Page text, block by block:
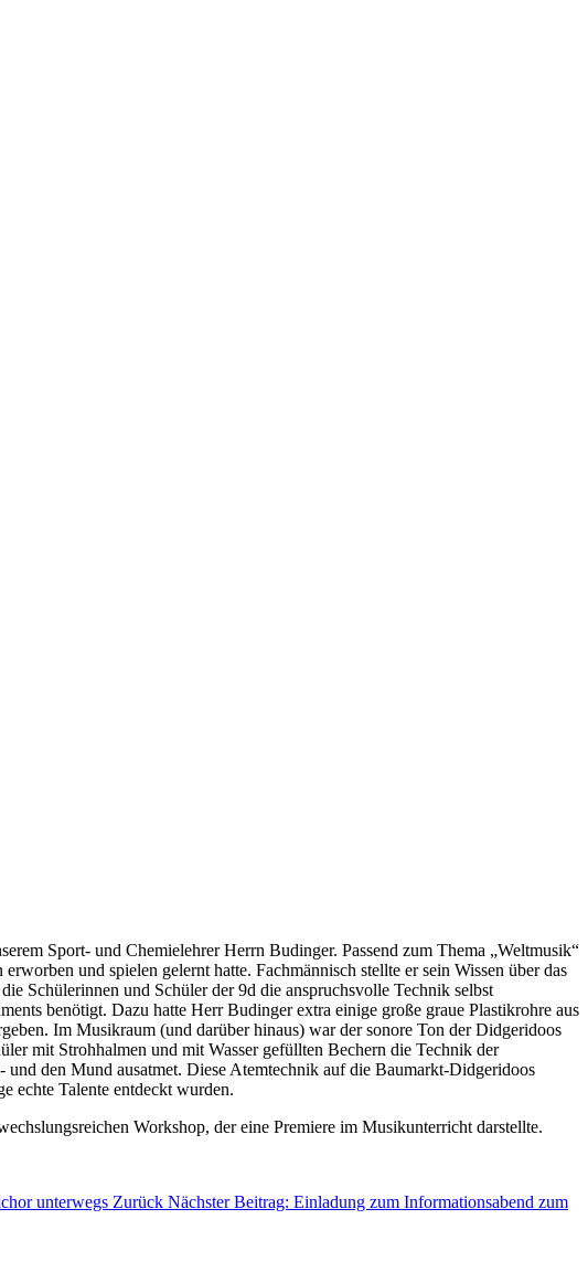
Sport- und Chemielehrer Herrn Budinger. Passend zum Thema „Weltmusik“
und spielen gelernt hatte. Fachmännisch stellte er sein Wissen über das
Schülerinnen und Schüler der 9d die anspruchsvolle Technik selbst
benötigt. Dazu hatte Herr Budinger extra einige große graue Plastikrohre aus
Im Musikraum (und darüber hinaus) war der sonore Ton der Didgeridoos
mit Strohhalmen und mit Wasser gefüllten Bechern die Technik der
den Mund ausatmet. Diese Atemtechnik auf die Baumarkt-Didgeridoos
echte Talente entdeckt wurden.
Workshop, der eine Premiere im Musikunterricht darstellte.
unterwegs Zurück Nächster Beitrag: Einladung zum Informationsabend zum